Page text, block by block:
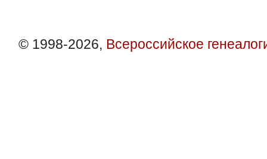
© 1998-2026, Всероссийское